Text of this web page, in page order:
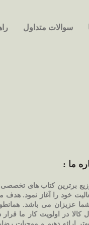
سوالات متداول
ما :
توزیع برترین کتاب های
خود را آغاز نمود.
شما عزیزان می باشد.
در اولویت کار ما